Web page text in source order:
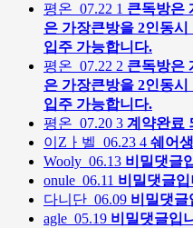
평온 07.22 1 큰독방은
은 가장큰방을 2인동시
입주 가능합니다.
평온 07.22 2 큰독방은
은 가장큰방을 2인동시
입주 가능합니다.
평온 07.20 3 계약완료
이Zㅏ벨 06.23 4 쉐어
Wooly 06.13 비밀댓글
onule 06.11 비밀댓글
다니단 06.09 비밀댓글
agle 05.19 비밀댓글입